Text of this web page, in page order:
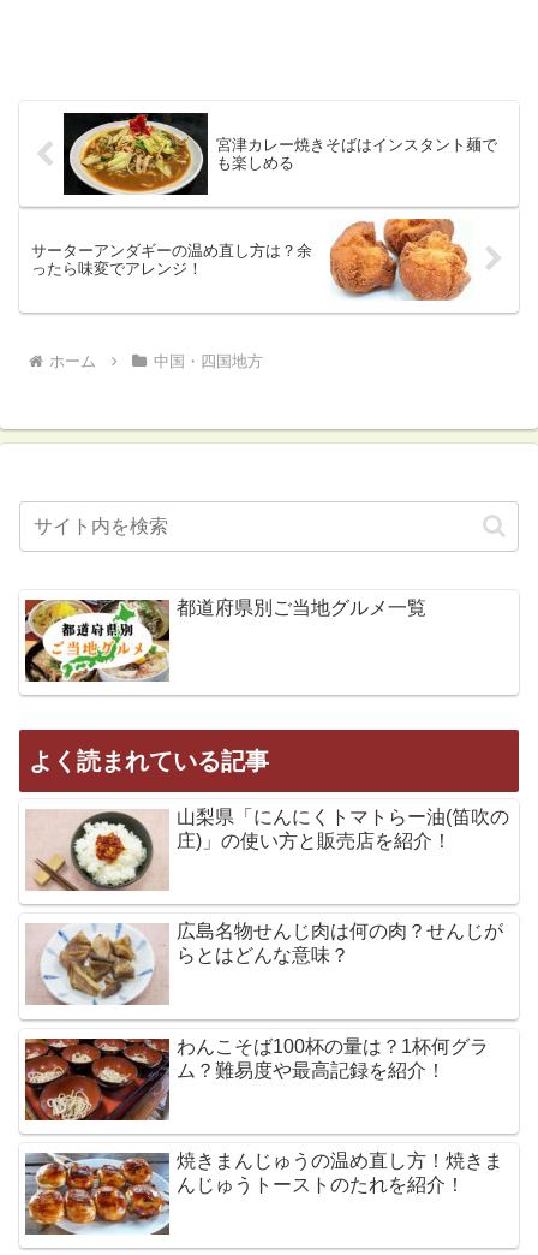
宮津カレー焼きそばはインスタント麺で
も楽しめる
サーターアンダギーの温め直し方は？余
ったら味変でアレンジ！
ホーム 中国・四国地方
都道府県別ご当地グルメ一覧
よく読まれている記事
山梨県「にんにくトマトらー油(笛吹の
庄)」の使い方と販売店を紹介！
広島名物せんじ肉は何の肉？せんじが
らとはどんな意味？
わんこそば100杯の量は？1杯何グラ
ム？難易度や最高記録を紹介！
焼きまんじゅうの温め直し方！焼きま
んじゅうトーストのたれを紹介！